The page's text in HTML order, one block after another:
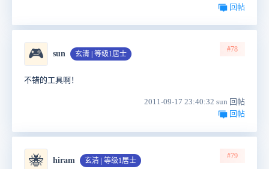
回帖
🎮 sun 玄清 | 等级1居士
#78
不错的工具啊！
2011-09-17 23:40:32 sun 回帖
回帖
🐝 hiram 玄清 | 等级1居士
#79